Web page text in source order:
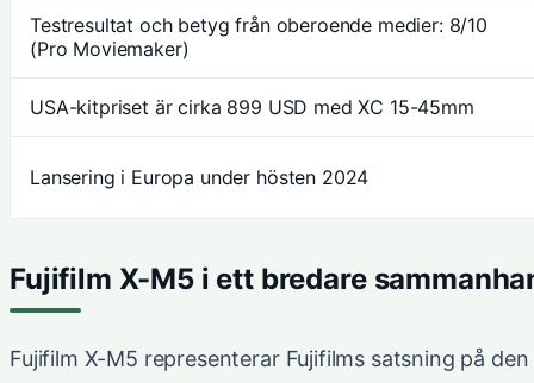
Testresultat och betyg från oberoende medier: 8/10
(Pro Moviemaker)
USA-kitpriset är cirka 899 USD med XC 15-45mm
Lansering i Europa under hösten 2024
Fujifilm X-M5 i ett bredare
Fujifilm X-M5 representerar Fujifilms satsning på